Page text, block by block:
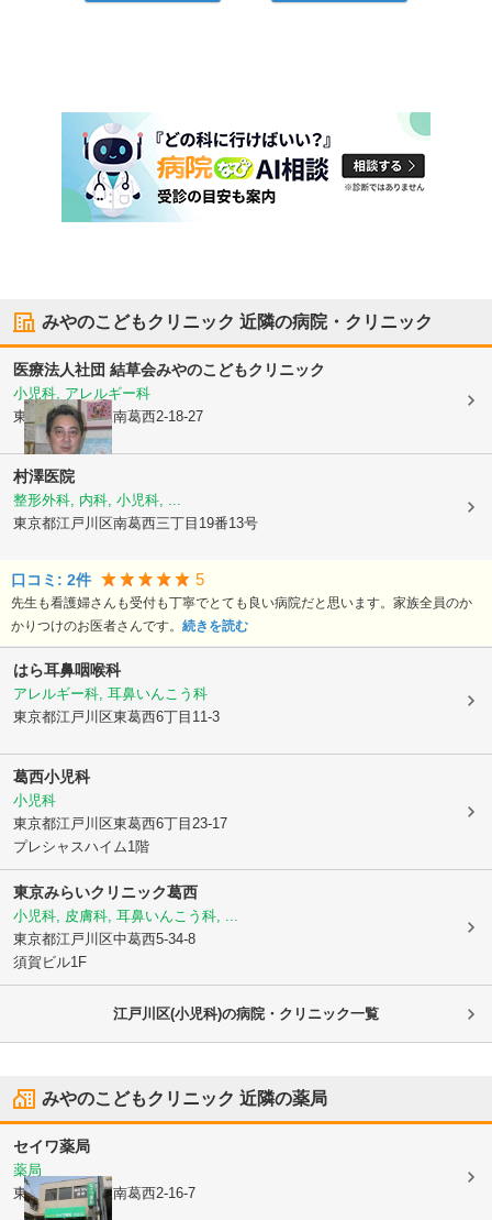
みやのこどもクリニック 近隣の病院・クリニック
医療法人社団 結草会みやのこどもクリニック
小児科, アレルギー科
東京都江戸川区南葛西2-18-27
村澤医院
整形外科, 内科, 小児科, ...
東京都江戸川区南葛西三丁目19番13号
口コミ: 2件 5
先生も看護婦さんも受付も丁寧でとても良い病院だと思います。家族全員のか
かりつけのお医者さんです。 続きを読む
はら耳鼻咽喉科
アレルギー科, 耳鼻いんこう科
東京都江戸川区東葛西6丁目11-3
葛西小児科
小児科
東京都江戸川区東葛西6丁目23-17
プレシャスハイム1階
東京みらいクリニック葛西
小児科, 皮膚科, 耳鼻いんこう科, ...
東京都江戸川区中葛西5-34-8
須賀ビル1F
江戸川区(小児科)の病院・クリニック一覧
みやのこどもクリニック 近隣の薬局
セイワ薬局
薬局
東京都江戸川区南葛西2-16-7